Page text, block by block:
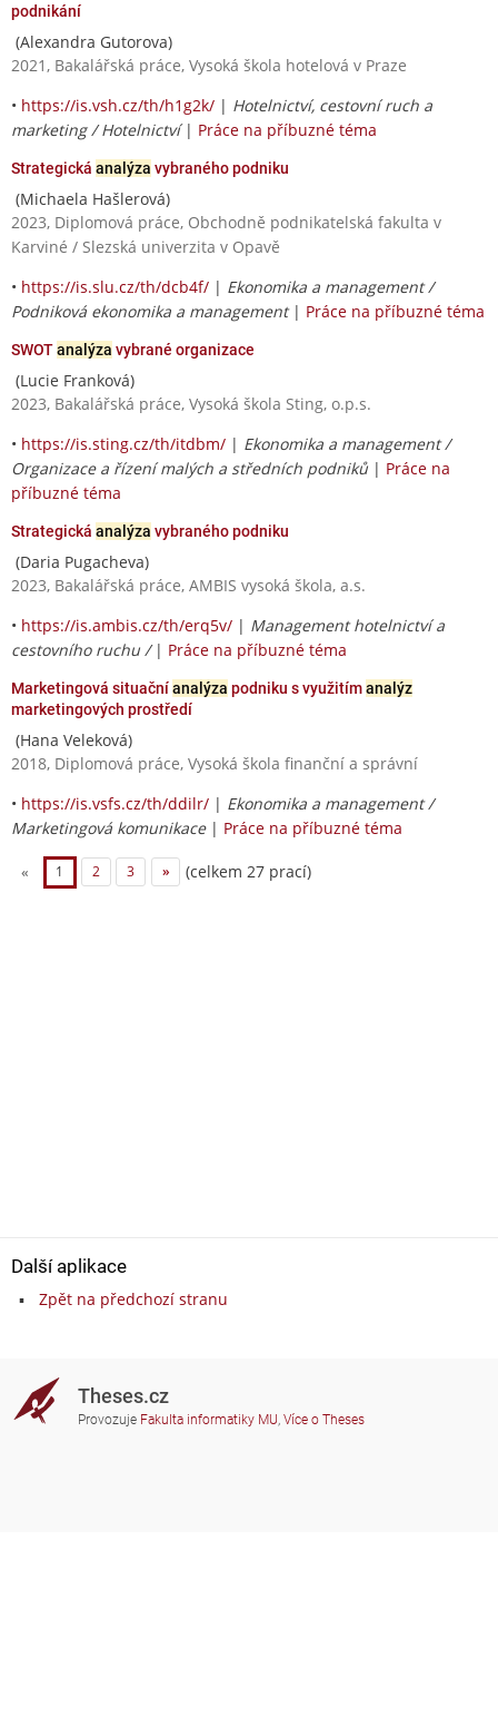
podnikání
(Alexandra Gutorova)
2021, Bakalářská práce, Vysoká škola hotelová v Praze
• https://is.vsh.cz/th/h1g2k/ | Hotelnictví, cestovní ruch a
marketing / Hotelnictví| Práce na příbuzné téma
Strategická analýza vybraného podniku
(Michaela Hašlerová)
2023, Diplomová práce, Obchodně podnikatelská fakulta v
Karviné / Slezská univerzita v Opavě
• https://is.slu.cz/th/dcb4f/ | Ekonomika a management /
Podniková ekonomika a management| Práce na příbuzné téma
SWOTanalýza vybrané organizace
(Lucie Franková)
2023, Bakalářská práce, Vysoká škola Sting, o.p.s.
• https://is.sting.cz/th/itdbm/ | Ekonomika a management /
Organizace a řízení malých a středních podniků | Práce na
příbuzné téma
Strategická analýza vybraného podniku
(Daria Pugacheva)
2023, Bakalářská práce, AMBIS vysoká škola, a.s.
• https://is.ambis.cz/th/erq5v/ | Management hotelnictví a
cestovního ruchu / | Práce na příbuzné téma
Marketingová situačníanalýza podniku s využitímanalýz
marketingových prostředí
(Hana Veleková)
2018, Diplomová práce, Vysoká škola finanční a správní
• https://is.vsfs.cz/th/ddilr/ | Ekonomika a management /
Marketingová komunikace| Práce na příbuzné téma
« 1 2 3 » (celkem 27 prací)
Další aplikace
Zpět na předchozí stranu
Theses.cz
Provozuje Fakulta informatiky MU, Více o Theses